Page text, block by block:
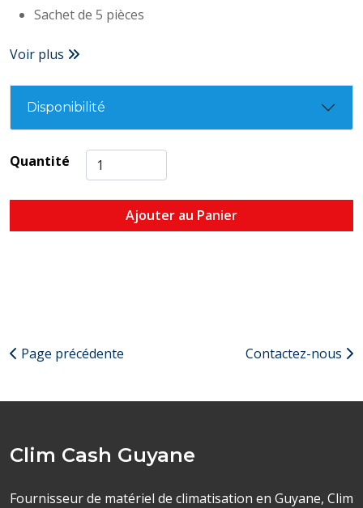
Sachet de 5 pièces
Voir plus
Disponibilité
Quantité
Ajouter au Panier
Page précédente Contactez-nous
Clim Cash Guyane
Fournisseur de matériel de climatisation en Guyane, Clim